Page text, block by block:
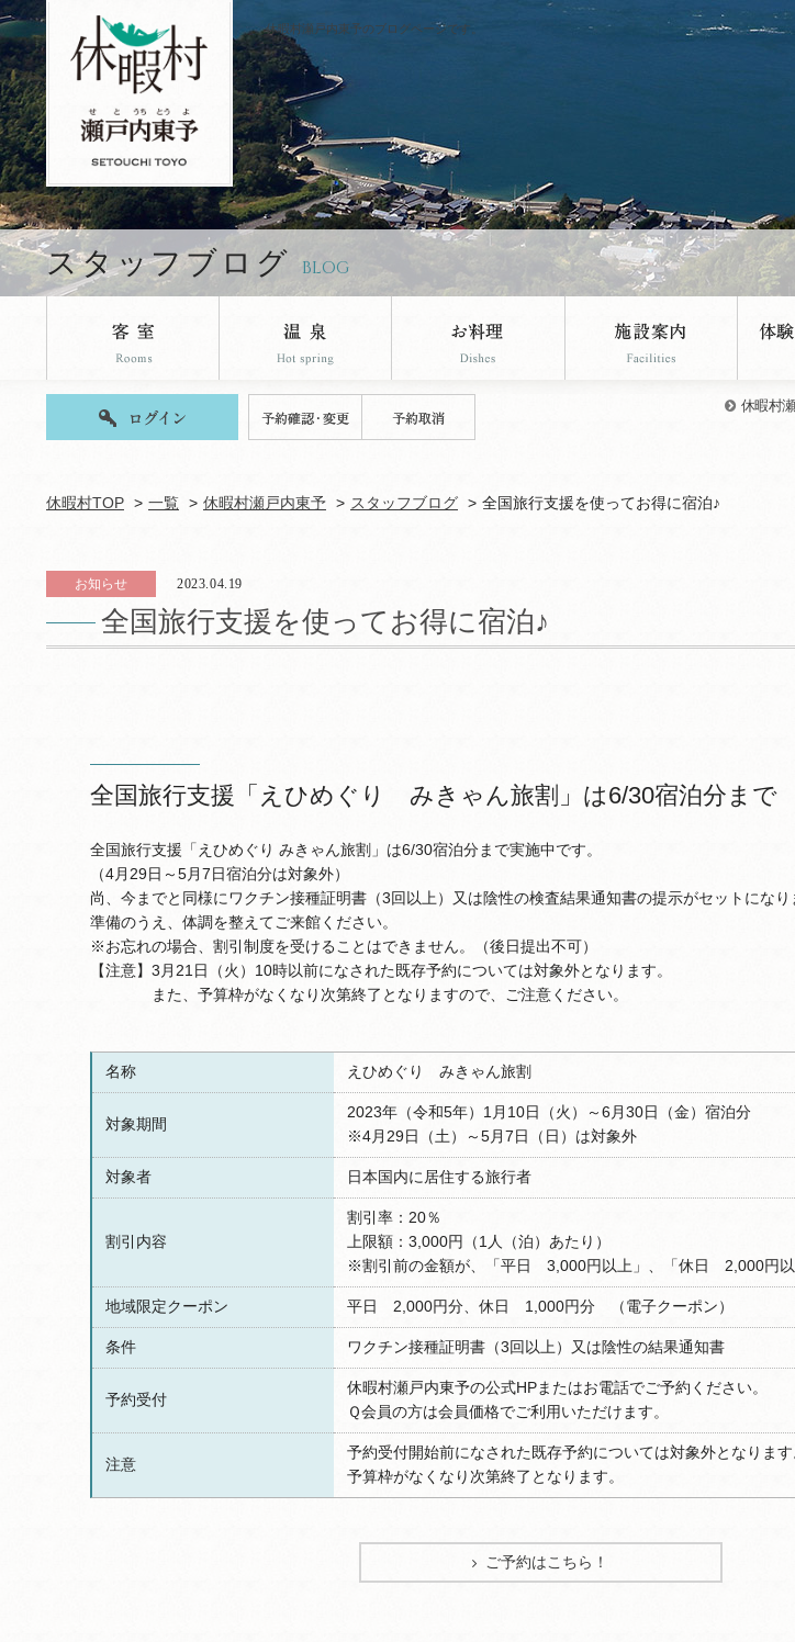
休暇村瀬戸内東予のブログページです。
スタッフブログ BLOG
休暇村
休暇村TOP 一覧 休暇村瀬戸内東予 スタッフブログ 全国旅行支援を使ってお得に宿泊♪
お知らせ 2023.04.19
全国旅行支援を使ってお得に宿泊♪
全国旅行支援「えひめぐり みきゃん旅割」は6/30宿泊分まで
全国旅行支援「えひめぐり みきゃん旅割」は6/30宿泊分まで実施中です。
（4月29日～5月7日宿泊分は対象外）
尚、今までと同様にワクチン接種証明書（3回以上）又は陰性の検査結果通知書の提示がセットにな
準備のうえ、体調を整えてご来館ください。
※お忘れの場合、割引制度を受けることはできません。（後日提出不可）
【注意】3月21日（火）10時以前になされた既存予約については対象外となります。
また、予算枠がなくなり次第終了となりますので、ご注意ください。
名称 えひめぐり みきゃん旅割
対象期間
2023年（令和5年）1月10日（火）～6月30日（金）宿泊分
※4月29日（土）～5月7日（日）は対象外
対象者 日本国内に居住する旅行者
割引内容
割引率：20％
上限額：3,000円（1人（泊）あたり）
※割引前の金額が、「平日 3,000円以上」、「休日 2,000円以
地域限定クーポン 平日 2,000円分、休日 1,000円分 （電子クーポン）
条件 ワクチン接種証明書（3回以上）又は陰性の結果通知書
予約受付
休暇村瀬戸内東予の公式HPまたはお電話でご予約ください。
Ｑ会員の方は会員価格でご利用いただけます。
注意
予約受付開始前になされた既存予約については対象外となります
予算枠がなくなり次第終了となります。
ご予約はこちら！